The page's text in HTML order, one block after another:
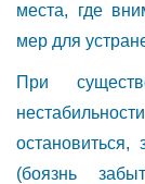
места, где
мер для
При
(боязнь